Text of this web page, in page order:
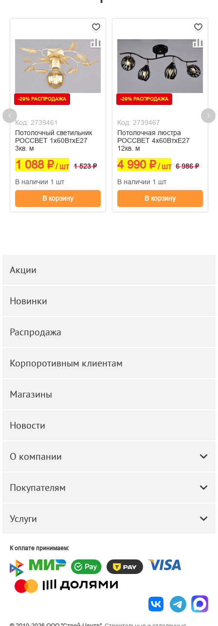
-29% РАСПРОДАЖА
Код: 2739461
Потолочный светильник
РОССВЕТ 1х60ВтхE27
3кв. м
1 088 ₽/ шт 1 523 ₽
В наличии 1 шт
В корзину
-29% РАСПРОДАЖА
Код: 2739467
Потолочная люстра
РОССВЕТ 4х60ВтхE27
12кв. м
4 990 ₽/ шт 6 986 ₽
В наличии 1 шт
В корзину
Акции
Новинки
Распродажа
Корпоротивным клиентам
Магазины
Новости
О компании
Покупателям
Услуги
К оплате принимаем: